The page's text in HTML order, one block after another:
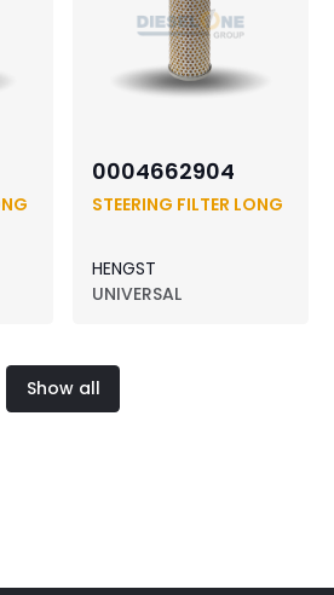
0004662904
STEERING FILTER LONG
HENGST
UNIVERSAL
Show all